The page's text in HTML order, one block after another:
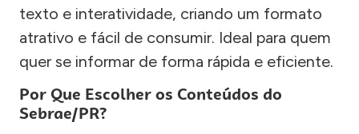
texto e interatividade, criando um formato
atrativo e fácil de consumir. Ideal para quem
quer se informar de forma rápida e eficiente.
Por Que Escolher os Conteúdos do
Sebrae/PR?